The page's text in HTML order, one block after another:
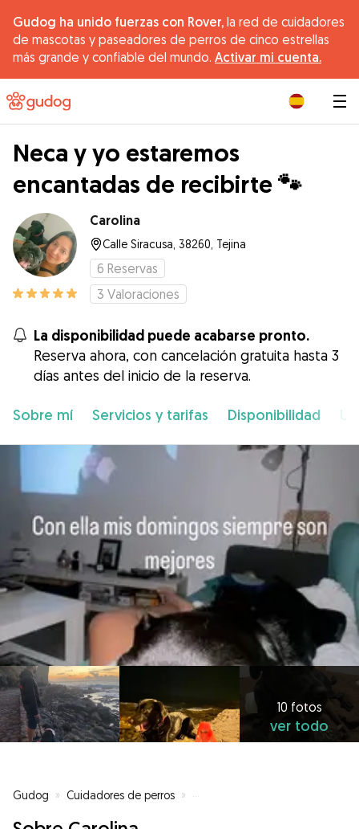
Gudog ha unido fuerzas con Rover, la red de cuidadores
de mascotas y paseadores de perros de cinco estrellas
más grande y confiable del mundo. Activar mi cuenta.
Neca y yo estaremos
encantadas de recibirte 🐾
Carolina
Calle Siracusa, 38260, Tejina
6 Reservas
3 Valoraciones
La disponibilidad puede acabarse pronto.
Reserva ahora, con cancelación gratuita hasta 3
días antes del inicio de la reserva.
Sobre mí Servicios y tarifas Disponibilidad
10 fotos
ver todo
Gudog » Cuidadores de perros » Cuidadores de perros en Tejina